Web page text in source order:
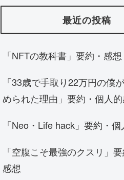
最近の投稿
「NFTの教科書」要約・感想
「33歳で手取り22万円の僕
められた理由」要約・個人
「Neo・Life hack」要約・
「空腹こそ最強のクスリ」
感想